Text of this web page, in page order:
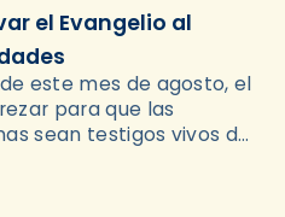
el Evangelio al
este mes de agosto, el
para que las
sean testigos vivos del